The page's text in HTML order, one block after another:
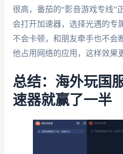
很高，番茄的“影音游戏专线”
会打开加速器，选择光遇的专
不会卡顿，和朋友牵手也不会
他占用网络的应用，这样效果
总结：海外玩国
速器就赢了一半